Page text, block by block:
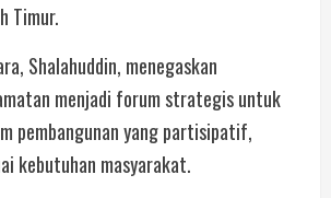
Timur.
Shalahuddin, menegaskan
menjadi forum strategis untuk
pembangunan yang partisipatif,
kebutuhan masyarakat.